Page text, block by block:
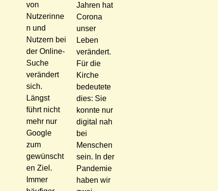
von
Nutzerinne
n und
Nutzern bei
der Online-
Suche
verändert
sich.
Längst
führt nicht
mehr nur
Google
zum
gewünscht
en Ziel.
Immer
Jahren hat
Corona
unser
Leben
verändert.
Für die
Kirche
bedeutete
dies: Sie
konnte nur
digital nah
bei
Menschen
sein. In der
Pandemie
haben wir